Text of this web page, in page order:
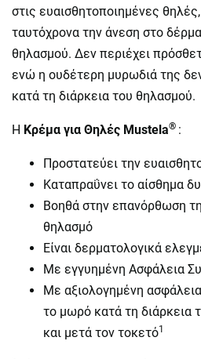
στις ευαισθητοποιημένες
ταυτόχρονα την άνεση στο
θηλασμού. Δεν περιέχει
ενώ η ουδέτερη μυρωδιά της
κατά τη διάρκεια του θηλασμού.
Η Κρέμα για Θηλές Mustela® :
Προστατεύει την
Καταπραΰνει το αίσθημα
Βοηθά στην επανόρθωση
θηλασμό
Είναι δερματολογικά
Με εγγυημένη Ασφάλεια
Με αξιολογημένη
το μωρό κατά τη διάρκεια
και μετά τον τοκετό1